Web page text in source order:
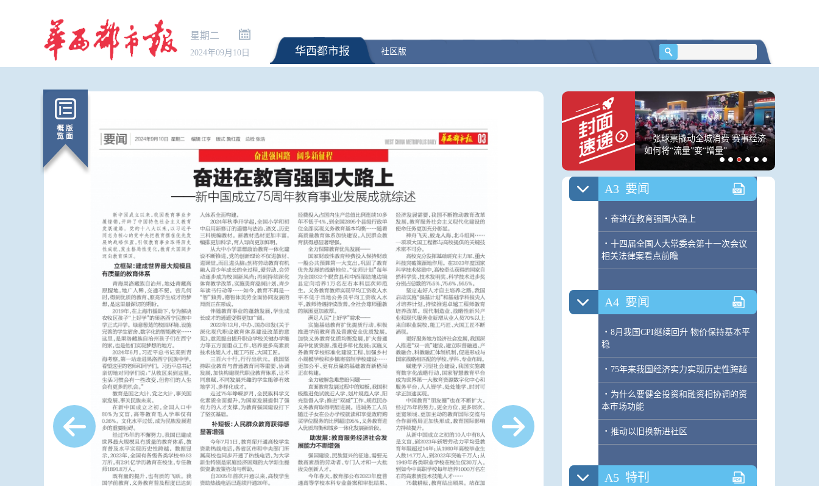
星期二
2024年09月10日 华西都市报 社区版
三部门向陕西增加调拨3.2万件中
央救灾物资
猎鹰9号火箭残骸撞月前后影像
公布 中国多家机构精准预测撞击
点
上半年国内居民出游人次34.63亿
出游总花费3.21万亿元
一张球票撬动全城消费 赛事经济
如何将“流量”变“增量”
· 习近平会见挪威首相斯特勒
· 习近平会见西班牙首相桑切斯
· 习近平就朝鲜国庆76周年向朝鲜最高
领导人金正恩致贺电
· 向全省广大教师和教育工作者致以节
日问候和诚挚祝福
A3 要闻
· 奋进在教育强国大路上
· 十四届全国人大常委会第十一次会议
相关法律案看点前瞻
A4 要闻
· 8月我国CPI继续回升 物价保持基本平
稳
· 75年来我国经济实力实现历史性跨越
· 为什么要健全投资和融资相协调的资
本市场功能
· 推动以旧换新进社区
A5 特刊